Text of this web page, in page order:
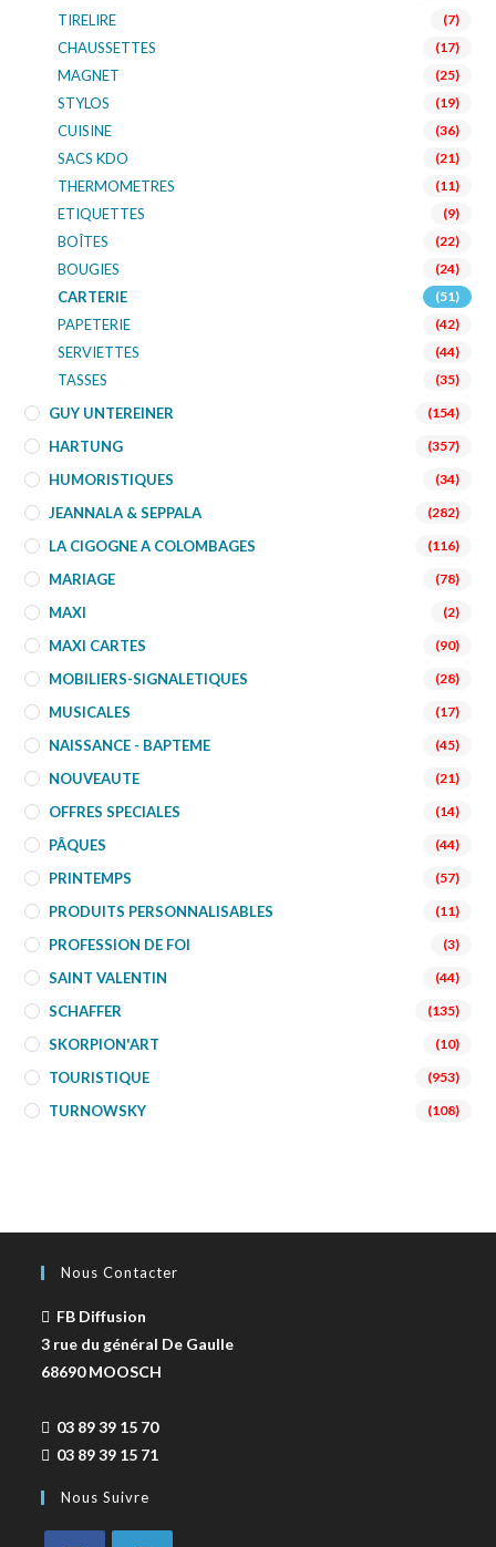
TIRELIRE (7)
CHAUSSETTES (17)
MAGNET (25)
STYLOS (19)
CUISINE (36)
SACS KDO (21)
THERMOMETRES (11)
ETIQUETTES (9)
BOÎTES (22)
BOUGIES (24)
CARTERIE (51)
PAPETERIE (42)
SERVIETTES (44)
TASSES (35)
GUY UNTEREINER (154)
HARTUNG (357)
HUMORISTIQUES (34)
JEANNALA & SEPPALA (282)
LA CIGOGNE A COLOMBAGES (116)
MARIAGE (78)
MAXI (2)
MAXI CARTES (90)
MOBILIERS-SIGNALETIQUES (28)
MUSICALES (17)
NAISSANCE - BAPTEME (45)
NOUVEAUTE (21)
OFFRES SPECIALES (14)
PÂQUES (44)
PRINTEMPS (57)
PRODUITS PERSONNALISABLES (11)
PROFESSION DE FOI (3)
SAINT VALENTIN (44)
SCHAFFER (135)
SKORPION'ART (10)
TOURISTIQUE (953)
TURNOWSKY (108)
Nous Contacter
FB Diffusion
3 rue du général De Gaulle
68690 MOOSCH
03 89 39 15 70
03 89 39 15 71
Nous Suivre